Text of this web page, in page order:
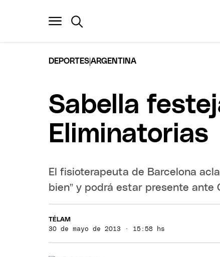
DEPORTES|ARGENTINA
Sabella
Eliminatorias
El fisioterapeuta de Barcelona
bien” y podrá estar presente ante
TÉLAM
30 de mayo de 2013 · 15:58 hs